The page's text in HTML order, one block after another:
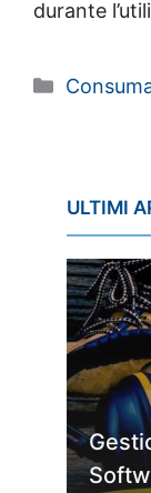
durante
ULTIMI